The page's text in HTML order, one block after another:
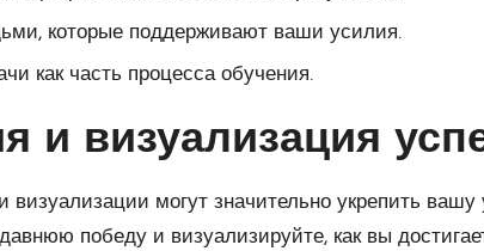
которые поддерживают ваши усилия.
как часть процесса обучения.
и визуализация
визуализации могут значительно укрепить
победу и визуализируйте, как вы